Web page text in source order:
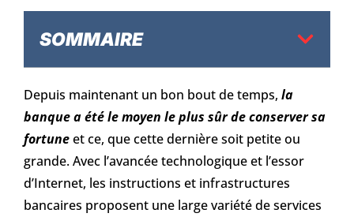
SOMMAIRE
Depuis maintenant un bon bout de temps, la
banque a été le moyen le plus sûr de conserver sa
fortuneet ce, que cette dernière soit petite ou
grande. Avec l’avancée technologique et l’essor
d’Internet, les instructions et infrastructures
bancaires proposent une large variété de services